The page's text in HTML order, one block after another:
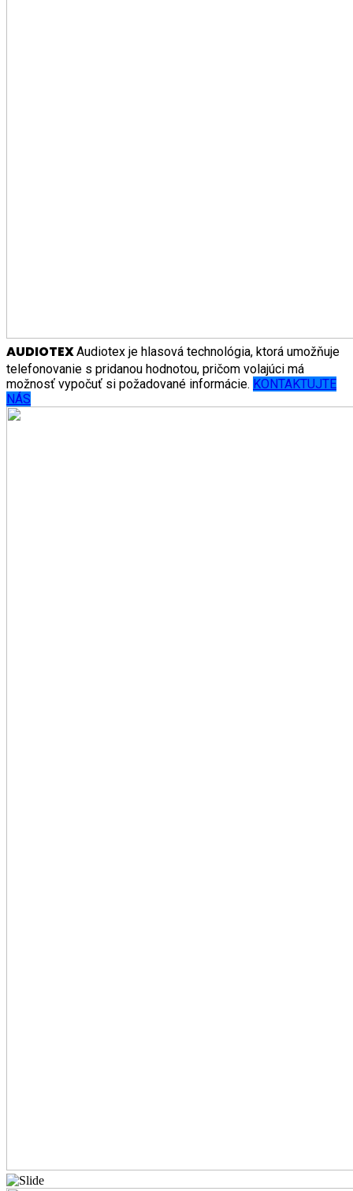
AUDIOTEXAudiotex je hlasová technológia, ktorá umožňuje
telefonovanie s pridanou hodnotou, pričom volajúci má
možnosť vypočuť si požadované informácie. KONTAKTUJTE
NÁS